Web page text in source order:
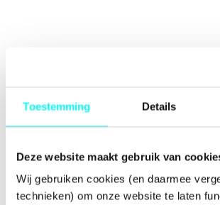
Toestemming Details
Deze website maakt gebruik van
Wij gebruiken cookies (en daarmee
technieken) om onze website te laten